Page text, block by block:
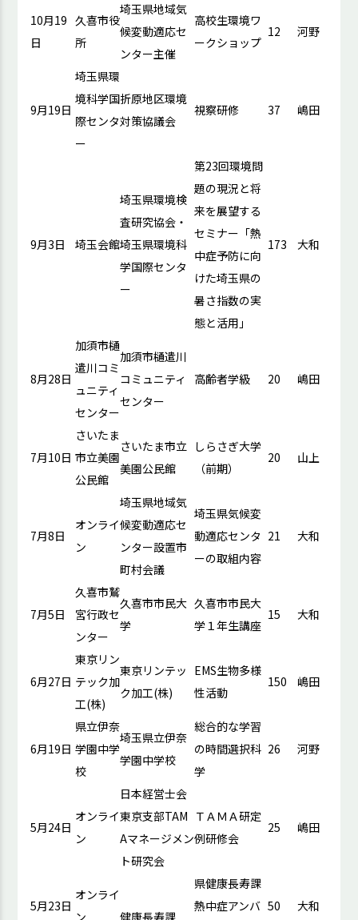
10月19
日
久喜市役
所
埼玉県地域気
候変動適応セ
ンター主催
高校生環境ワ
ークショップ
12 河野
9月19日
埼玉県環
境科学国
際センタ
ー
折原地区環境
対策協議会
視察研修 37 嶋田
9月3日 埼玉会館
埼玉県環境検
査研究協会・
埼玉県環境科
学国際センタ
ー
第23回環境問
題の現況と将
来を展望する
セミナー「熱
中症予防に向
けた埼玉県の
暑さ指数の実
態と活用」
173 大和
8月28日
加須市樋
遣川コミ
ュニティ
センター
加須市樋遣川
コミュニティ
センター
高齢者学級 20 嶋田
7月10日
さいたま
市立美園
公民館
さいたま市立
美園公民館
しらさぎ大学
（前期）
20 山上
7月8日
オンライ
ン
埼玉県地域気
候変動適応セ
ンター設置市
町村会議
埼玉県気候変
動適応センタ
ーの取組内容
21 大和
7月5日
久喜市鷲
宮行政セ
ンター
久喜市市民大
学
久喜市市民大
学１年生講座
15 大和
6月27日
東京リン
テック加
工(株)
東京リンテッ
ク加工(株)
EMS生物多様
性活動
150 嶋田
6月19日
県立伊奈
学園中学
校
埼玉県立伊奈
学園中学校
総合的な学習
の時間選択科
学
26 河野
5月24日
オンライ
ン
日本経営士会
東京支部TAM
Aマネージメン
ト研究会
ＴＡＭＡ研定
例研修会
25 嶋田
5月23日
オンライ
ン
健康長寿課
県健康長寿課
熱中症アンバ 50 大和